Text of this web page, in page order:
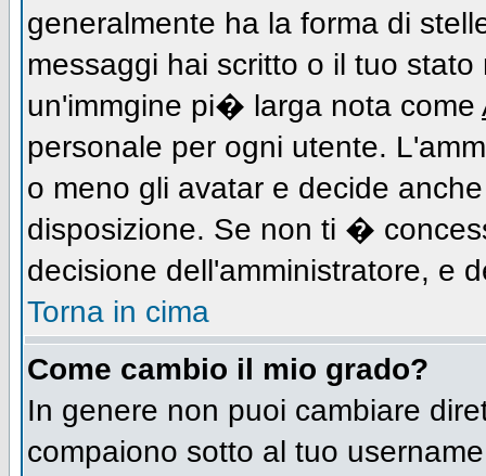
generalmente ha la forma di
messaggi hai scritto o il tuo
un'immgine pi� larga nota come
personale per ogni utente.
o meno gli avatar e decide
disposizione. Se non ti �
decisione dell'amministratore, e
Torna in cima
Come cambio il mio grado?
In genere non puoi cambiare
compaiono sotto al tuo